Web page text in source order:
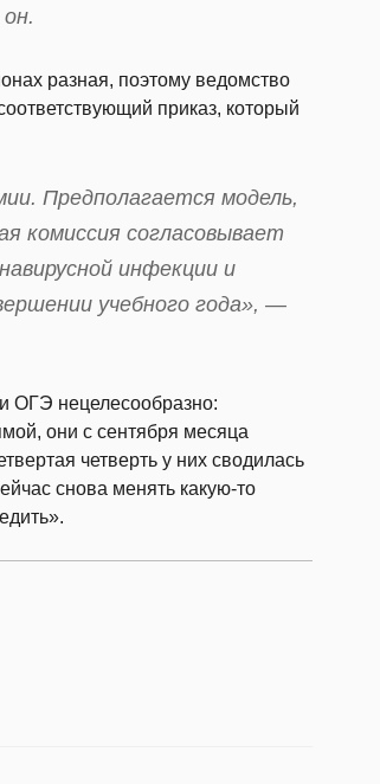
разная, поэтому ведомство
приказ, который
Предполагается модель,
комиссия согласовывает
инфекции и
учебного года», —
ОГЭ нецелесообразно:
они с сентября месяца
четверть у них сводилась
снова менять какую-то